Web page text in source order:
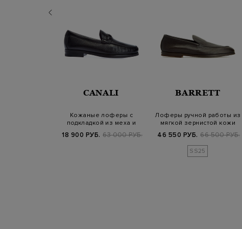
CANALI
Кожаные лоферы с
подкладкой из меха и
18 900 РУБ. 63 000 РУБ.
BARRETT
Лоферы ручной работы из
мягкой зернистой кожи
46 550 РУБ. 66 500 РУБ.
SS25